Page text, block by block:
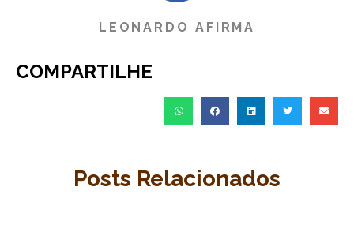
LEONARDO AFIRMA
COMPARTILHE
Posts Relacionados